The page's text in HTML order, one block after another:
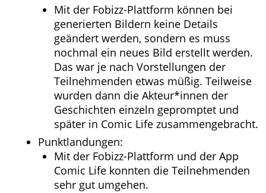
Mit der Fobizz-Plattform können bei
generierten Bildern keine Details
geändert werden, sondern es muss
nochmal ein neues Bild erstellt werden.
Das war je nach Vorstellungen der
Teilnehmenden etwas müßig. Teilweise
wurden dann die Akteur*innen der
Geschichten einzeln gepromptet und
später in Comic Life zusammengebracht.
Punktlandungen:
Mit der Fobizz-Plattform und der App
Comic Life konnten die Teilnehmenden
sehr gut umgehen.